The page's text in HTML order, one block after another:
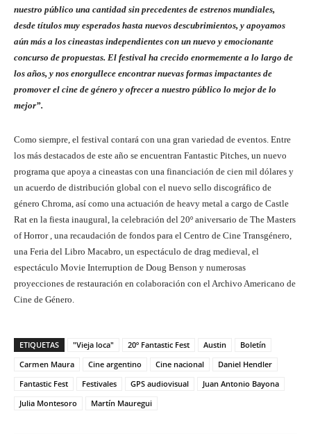
nuestro público una cantidad sin precedentes de estrenos mundiales,
desde títulos muy esperados hasta nuevos descubrimientos, y apoyamos
aún más a los cineastas independientes con un nuevo y emocionante
concurso de propuestas. El festival ha crecido enormemente a lo largo de
los años, y nos enorgullece encontrar nuevas formas impactantes de
promover el cine de género y ofrecer a nuestro público lo mejor de lo
mejor”.
Como siempre, el festival contará con una gran variedad de eventos. Entre
los más destacados de este año se encuentran Fantastic Pitches, un nuevo
programa que apoya a cineastas con una financiación de cien mil dólares y
un acuerdo de distribución global con el nuevo sello discográfico de
género Chroma, así como una actuación de heavy metal a cargo de Castle
Rat en la fiesta inaugural, la celebración del 20º aniversario de The Masters
of Horror , una recaudación de fondos para el Centro de Cine Transgénero,
una Feria del Libro Macabro, un espectáculo de drag medieval, el
espectáculo Movie Interruption de Doug Benson y numerosas
proyecciones de restauración en colaboración con el Archivo Americano de
Cine de Género.
ETIQUETAS "Vieja loca" 20º Fantastic Fest Austin
Boletín
Carmen Maura
Cine argentino Cine nacional
Daniel Hendler
Fantastic Fest
Festivales GPS audiovisual
Juan Antonio Bayona
Julia Montesoro
Martín Mauregui